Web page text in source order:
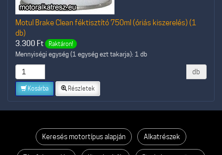
Motul Brake Clean féktisztító 750ml (óriás kiszerelés) (1
db)
3.300 Ft Raktáron!
Mennyiségi egység (1 egység ezt takarja): 1 db
db
Kosárba Részletek
Keresés motortípus alapján Alkatrészek